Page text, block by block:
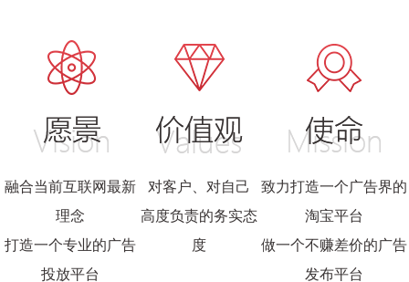
融合当前互联网最新
理念
打造一个专业的广告
投放平台
对客户、对自己
高度负责的务实态
度
致力打造一个广告界的
淘宝平台
做一个不赚差价的广告
发布平台